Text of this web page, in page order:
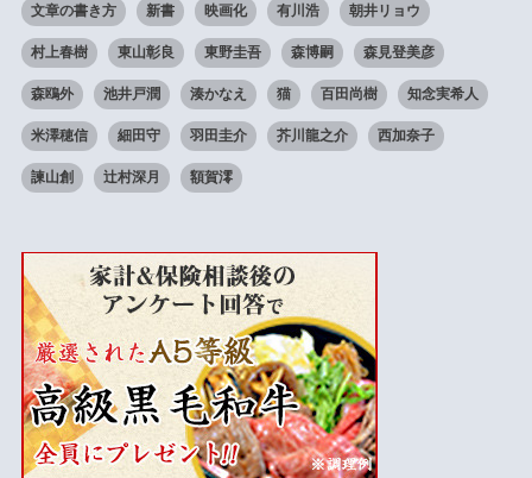
文章の書き方 新書 映画化 有川浩 朝井リョウ
村上春樹 東山彰良 東野圭吾 森博嗣 森見登美彦
森鴎外 池井戸潤 湊かなえ 猫 百田尚樹 知念実希人
米澤穂信 細田守 羽田圭介 芥川龍之介 西加奈子
諫山創 辻村深月 額賀澪